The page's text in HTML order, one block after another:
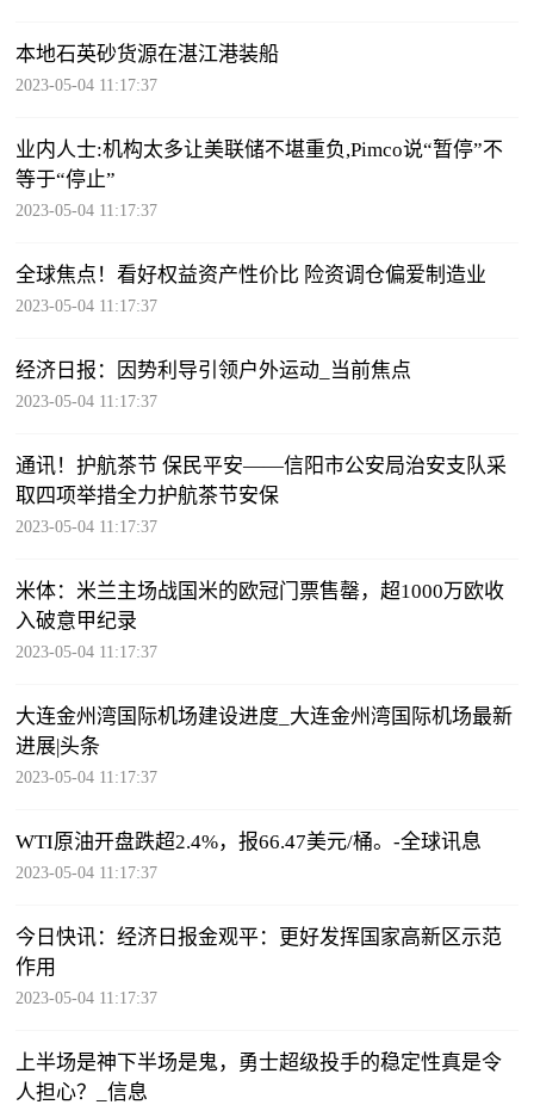
本地石英砂货源在湛江港装船
2023-05-04 11:17:37
业内人士:机构太多让美联储不堪重负,Pimco说“暂停”不
等于“停止”
2023-05-04 11:17:37
全球焦点！看好权益资产性价比 险资调仓偏爱制造业
2023-05-04 11:17:37
经济日报：因势利导引领户外运动_当前焦点
2023-05-04 11:17:37
通讯！护航茶节 保民平安——信阳市公安局治安支队采
取四项举措全力护航茶节安保
2023-05-04 11:17:37
米体：米兰主场战国米的欧冠门票售罄，超1000万欧收
入破意甲纪录
2023-05-04 11:17:37
大连金州湾国际机场建设进度_大连金州湾国际机场最新
进展|头条
2023-05-04 11:17:37
WTI原油开盘跌超2.4%，报66.47美元/桶。-全球讯息
2023-05-04 11:17:37
今日快讯：经济日报金观平：更好发挥国家高新区示范
作用
2023-05-04 11:17:37
上半场是神下半场是鬼，勇士超级投手的稳定性真是令
人担心？_信息